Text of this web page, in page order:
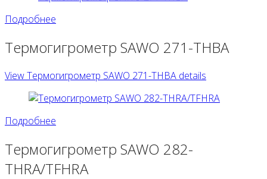
Подробнее
Термогигрометр SAWO 271-THBA
View Термогигрометр SAWO 271-THBA details
Подробнее
Термогигрометр SAWO 282-
THRA/TFHRA